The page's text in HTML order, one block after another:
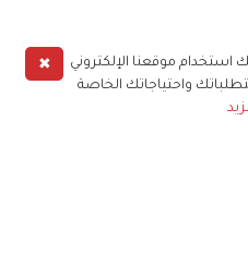
✖
موقعنا الإلكتروني
واحتياجاتك الخاصة